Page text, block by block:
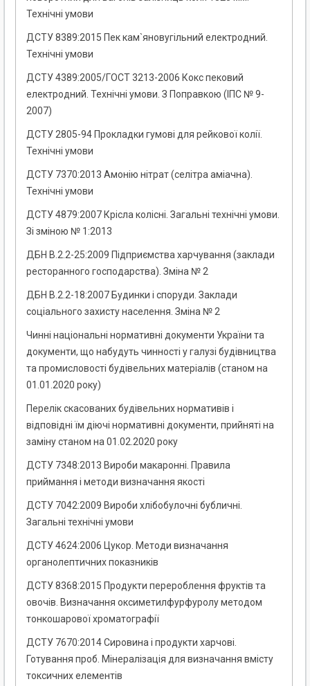
Технічні умови
ДСТУ 8389:2015 Пек кам`яновугільний електродний.
Технічні умови
ДСТУ 4389:2005/ГОСТ 3213-2006 Кокс пековий
електродний. Технічні умови. З Поправкою (ІПС № 9-
2007)
ДСТУ 2805-94 Прокладки гумові для рейкової колії.
Технічні умови
ДСТУ 7370:2013 Амонію нітрат (селітра аміачна).
Технічні умови
ДСТУ 4879:2007 Крісла колісні. Загальні технічні умови.
Зі зміною № 1:2013
ДБН В.2.2-25:2009 Підприємства харчування (заклади
ресторанного господарства). Зміна № 2
ДБН В.2.2-18:2007 Будинки і споруди. Заклади
соціального захисту населення. Зміна № 2
Чинні національні нормативні документи України та
документи, що набудуть чинності у галузі будівництва
та промисловості будівельних матеріалів (станом на
01.01.2020 року)
Перелік скасованих будівельних нормативів і
відповідні їм діючі нормативні документи, прийняті на
заміну станом на 01.02.2020 року
ДСТУ 7348:2013 Вироби макаронні. Правила
приймання і методи визначання якості
ДСТУ 7042:2009 Вироби хлібобулочні бубличні.
Загальні технічні умови
ДСТУ 4624:2006 Цукор. Методи визначання
органолептичних показників
ДСТУ 8368:2015 Продукти перероблення фруктів та
овочів. Визначання оксиметилфурфуролу методом
тонкошарової хроматографії
ДСТУ 7670:2014 Сировина і продукти харчові.
Готування проб. Мінералізація для визначання вмісту
токсичних елементів